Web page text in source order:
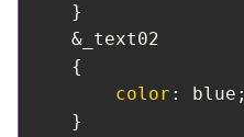
    }
    &_text02
    {
color : blue;
    }